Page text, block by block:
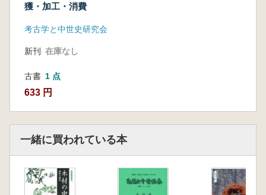
獲・加工・消費
考古学と中世史研究会
新刊 在庫なし
古書 1 点
633 円
一緒に買われている本